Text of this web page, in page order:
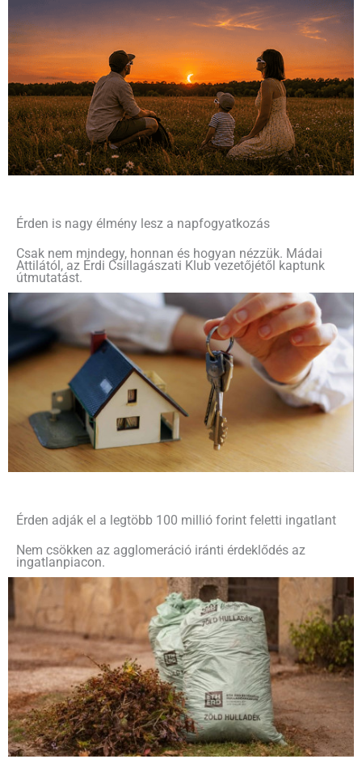
Érden is nagy élmény lesz a napfogyatkozás
Csak nem mindegy, honnan és hogyan nézzük. Mádai
Attilától, az Érdi Csillagászati Klub vezetőjétől kaptunk
útmutatást.
Érden adják el a legtöbb 100 millió forint feletti ingatlant
Nem csökken az agglomeráció iránti érdeklődés az
ingatlanpiacon.